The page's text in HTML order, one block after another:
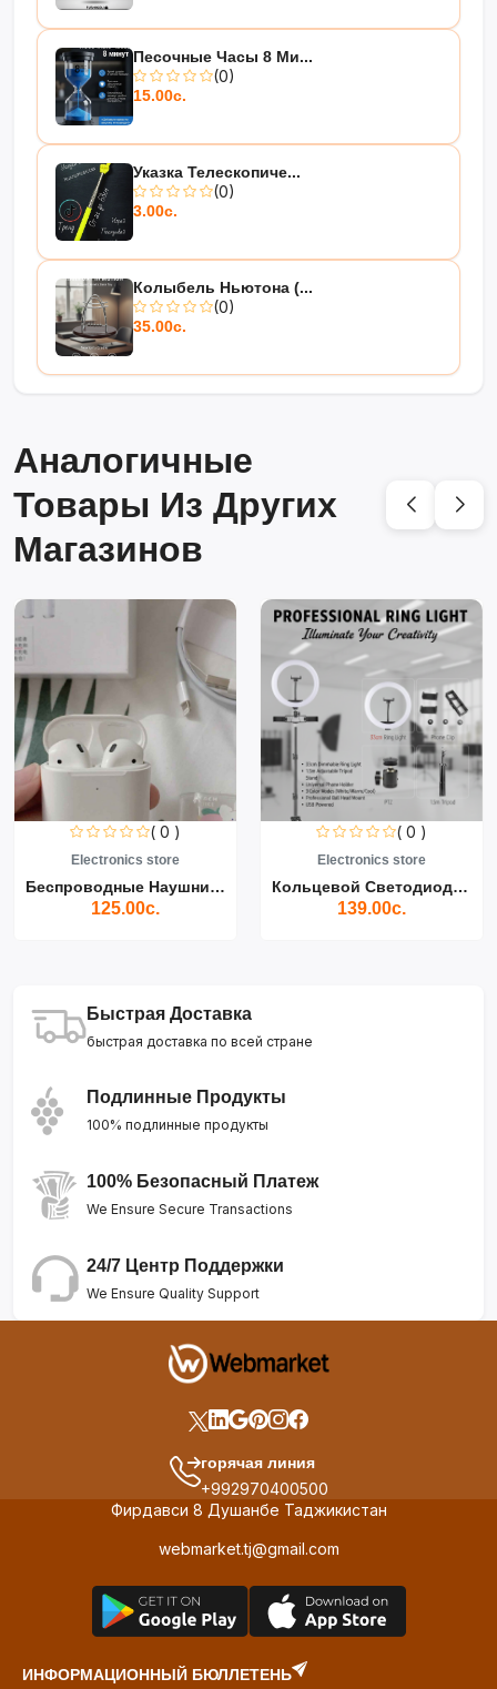
Песочные Часы 8 Ми...
(0)
15.00с.
Указка Телескопиче...
(0)
3.00с.
Колыбель Ньютона (...
(0)
35.00с.
Аналогичные
Товары Из Других
Магазинов
( 0 )
Electronics store
Беспроводные Наушники Air...
125.00с.
( 0 )
Electronics store
Кольцевой Светодиодный Св...
139.00с.
Быстрая Доставка
быстрая доставка по всей стране
Подлинные Продукты
100% подлинные продукты
100% Безопасный Платеж
We Ensure Secure Transactions
24/7 Центр Поддержки
We Ensure Quality Support
горячая линия
+992970400500
Фирдавси 8 Душанбе Таджикистан
webmarket.tj@gmail.com
ИНФОРМАЦИОННЫЙ БЮЛЛЕТЕНЬ